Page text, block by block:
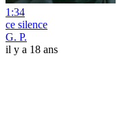
1:34
ce silence
G. P.
il y a 18 ans